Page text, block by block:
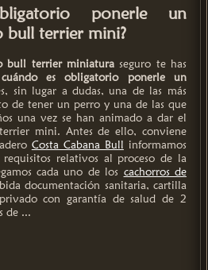
ponerle un
bull terrier mini?
bull terrier miniatura seguro te has
cuándo es obligatorio ponerle un
sin lugar a dudas, una de las más
de tener un perro y una de las que
una vez se han animado a dar el
mini. Antes de ello, conviene
Costa Cabana Bull informamos
relativos al proceso de la
cada uno de los cachorros de
documentación sanitaria, cartilla
con garantía de salud de 2
de ...